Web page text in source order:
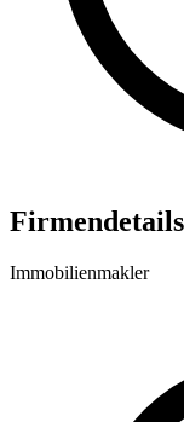
Immobilienmakler